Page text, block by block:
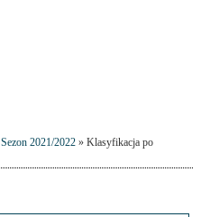
Sezon 2021/2022» Klasyfikacja po